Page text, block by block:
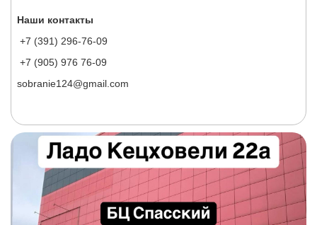
Наши контакты
+7 (391) 296-76-09
+7 (905) 976 76-09
sobranie124@gmail.com